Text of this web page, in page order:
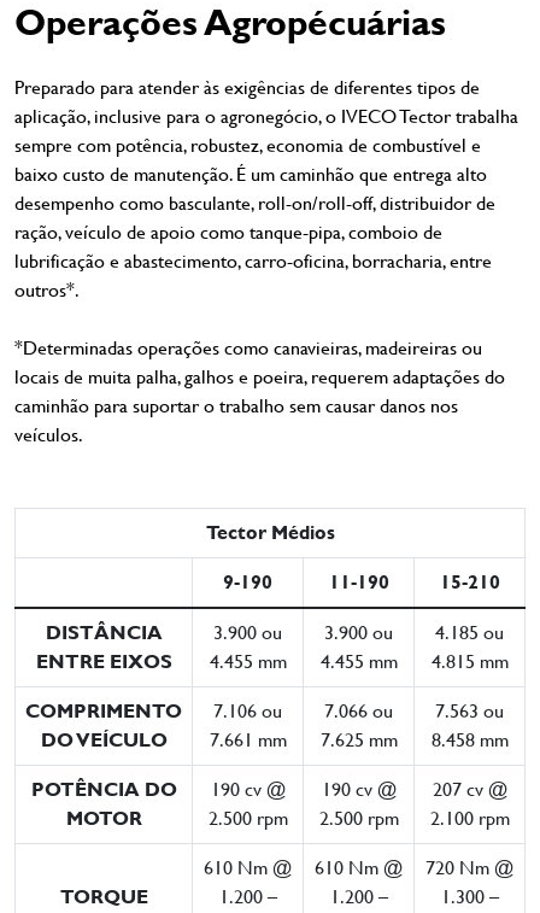
Operações Agropécuárias
Preparado para atender às exigências de diferentes tipos de
aplicação, inclusive para o agronegócio, o IVECO Tector trabalha
sempre com potência, robustez, economia de combustível e
baixo custo de manutenção. É um caminhão que entrega alto
desempenho como basculante, roll-on/roll-off, distribuidor de
ração, veículo de apoio como tanque-pipa, comboio de
lubrificação e abastecimento, carro-oficina, borracharia, entre
outros*.
*Determinadas operações como canavieiras, madeireiras ou
locais de muita palha, galhos e poeira, requerem adaptações do
caminhão para suportar o trabalho sem causar danos nos
veículos.
Tector Médios
9-190 11-190 15-210
DISTÂNCIA
ENTRE EIXOS
3.900 ou
4.455 mm
3.900 ou
4.455 mm
4.185 ou
4.815 mm
COMPRIMENTO
DO VEÍCULO
7.106 ou
7.661 mm
7.066 ou
7.625 mm
7.563 ou
8.458 mm
POTÊNCIA DO
MOTOR
190 cv @
2.500 rpm
190 cv @
2.500 rpm
207 cv @
2.100 rpm
TORQUE
610 Nm @
1.200 –
610 Nm @
1.200 –
720 Nm @
1.300 –